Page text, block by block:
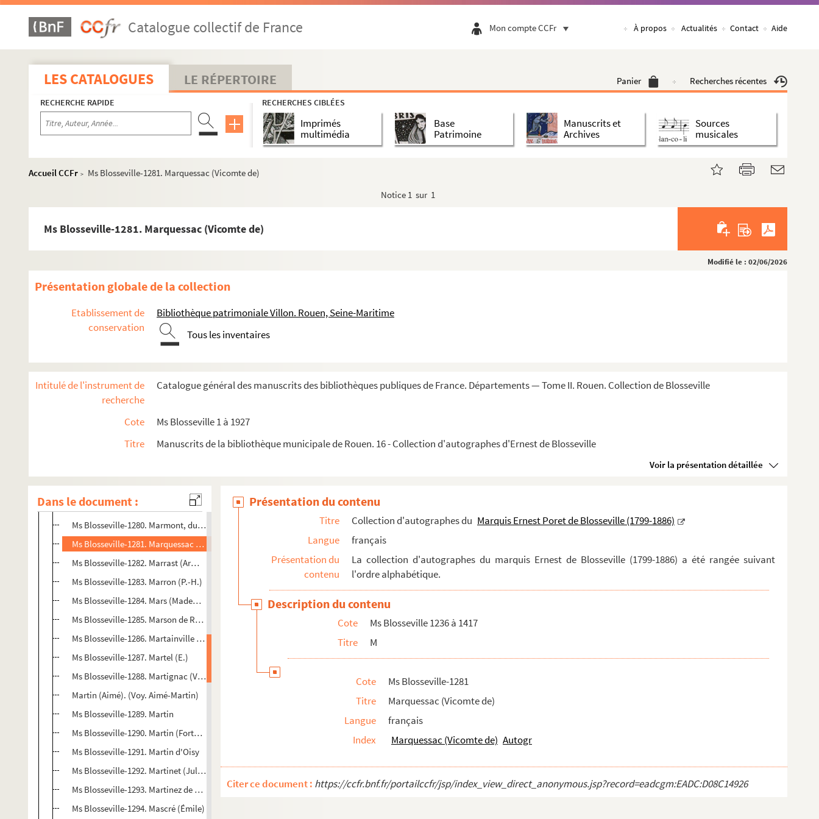
Catalogue collectif de France Mon compte CCFr À propos Actualités Contact Aide
LES CATALOGUES LE RÉPERTOIRE Panier Recherches récentes
RECHERCHE RAPIDE RECHERCHES CIBLÉES
Imprimés
multimédia
Base
Patrimoine
Manuscrits et
Archives
Sources
musicales
Accueil CCFr >
Ms Blosseville-1281. Marquessac (Vicomte de)
Notice 1 sur 1
Ms Blosseville-1281. Marquessac (Vicomte de)
Modifié le : 02/06/2026
Présentation globale de la collection
Etablissement de
conservation
Bibliothèque patrimoniale Villon. Rouen, Seine-Maritime
Tous les inventaires
Intitulé de l'instrument de
recherche
Catalogue général des manuscrits des bibliothèques publiques de France. Départements — Tome II. Rouen. Collection de Blosseville
Cote
Ms Blosseville 1 à 1927
Titre
Manuscrits de la bibliothèque municipale de Rouen. 16 - Collection d'autographes d'Ernest de Blosseville
Voir la présentation détaillée
Dans le document :
Ms Blosseville-1256. Mandaroux de Vertanic
Ms Blosseville-1257. Mangland
Ms Blosseville-1258. Manry
Ms Blosseville-1259. Maquan
Ms Blosseville-1260. Marbeuf (Comte de)
Ms Blosseville-1261. Marcellin (Abbé)
Ms Blosseville-1266. Maréchal (Henri)
Maret. (Voy. Bassano (Duc de)
Ms Blosseville-1270. Margon (A. de)
Ms Blosseville-1271. Marguerite de France
Ms Blosseville-1272. Maria-Stella-Petronilla, baronne Sternberg, née comtesse de Joinville
Ms Blosseville-1273. Marie-Casimir, reine de Pologne
Ms Blosseville-1276. Marin (Scipion)
Ms Blosseville-1278. Marillac (Michel de)
Ms Blosseville-1279. Marjolin
Ms Blosseville-1280. Marmont, duc de Raguse
Ms Blosseville-1281. Marquessac (Vicomte de)
Ms Blosseville-1282. Marrast (Armand)
Ms Blosseville-1283. Marron (P.-H.)
Ms Blosseville-1284. Mars (Mademoiselle)
Ms Blosseville-1285. Marson de Rohan (Comtesse de)
Ms Blosseville-1286. Martainville (A.)
Ms Blosseville-1287. Martel (E.)
Ms Blosseville-1288. Martignac (Vicomte)
Martin (Aimé). (Voy. Aimé-Martin)
Ms Blosseville-1289. Martin
Ms Blosseville-1290. Martin (Fortuné)
Ms Blosseville-1291. Martin d'Oisy
Ms Blosseville-1292. Martinet (Jules)
Ms Blosseville-1293. Martinez de La Rosa
Ms Blosseville-1294. Mascré (Émile)
Présentation du contenu
Titre Collection d'autographes du Marquis Ernest Poret de Blosseville (1799-1886)
Langue
français
Présentation du
contenu
La collection d'autographes du marquis Ernest de Blosseville (1799-1886) a été rangée suivant
l'ordre alphabétique.
Description du contenu
Cote
Ms Blosseville 1236 à 1417
Titre
M
Cote
Ms Blosseville-1281
Titre
Marquessac (Vicomte de)
Langue
français
Index
Marquessac (Vicomte de) Autogr
Citer ce document : https://ccfr.bnf.fr/portailccfr/jsp/index_view_direct_anonymous.jsp?record=eadcgm:EADC:D08C14926